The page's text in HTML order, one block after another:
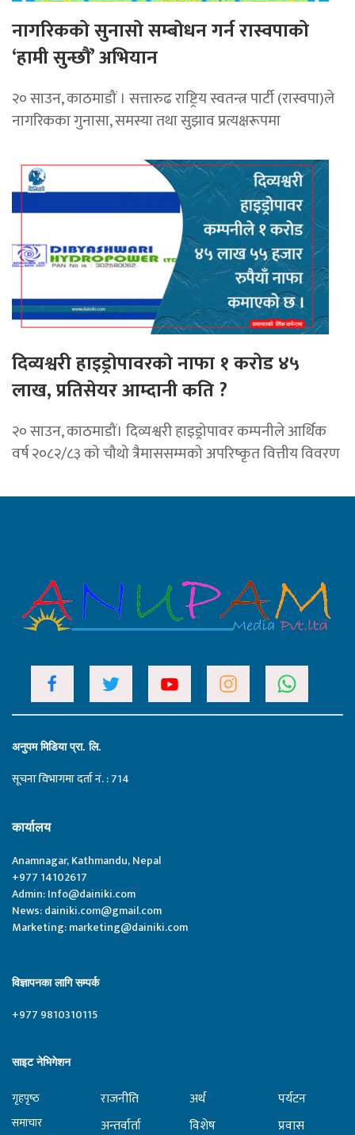
नागरिकको सुनासो सम्बोधन गर्न रास्वपाको
‘हामी सुन्छौं’ अभियान
२० साउन, काठमाडौं । सत्तारुढ राष्ट्रिय स्वतन्त्र पार्टी (रास्वपा)ले
नागरिकका गुनासा, समस्या तथा सुझाव प्रत्यक्षरूपमा
दिव्यश्वरी हाइड्रोपावरकाे नाफा १ करोड ४५
लाख, प्रतिसेयर आम्दानी कति ?
२० साउन, काठमाडौं। दिव्यश्वरी हाइड्रोपावर कम्पनीले आर्थिक
वर्ष २०८२/८३ को चौथो त्रैमाससम्मको अपरिष्कृत वित्तीय विवरण
अनुपम मिडिया प्रा. लि.
सूचना विभागमा दर्ता नं. : 714
कार्यालय
Anamnagar, Kathmandu, Nepal
+977 14102617
Admin:Info@dainiki.com
News:dainiki.com@gmail.com
Marketing:marketing@dainiki.com
विज्ञापनका लागि सम्पर्क
+977 9810310115
साइट नेभिगेशन
गृहपृष्‍ठ
समाचार
राजनीति
अन्तर्वार्ता
अर्थ
विशेष
पर्यटन
प्रवास